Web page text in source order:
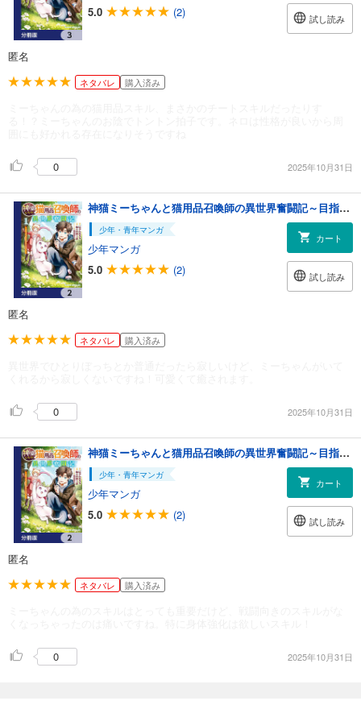
5.0
(2) 試し読み
匿名
ネタバレ 購入済み
0 2025年10月31日
神猫ミーちゃんと猫用品召喚師の異世界奮闘記～目指すは、もふもふスローライフ！～【分冊版】 2
少年・青年マンガ
少年マンガ
5.0
(2)
カート
試し読み
匿名
ネタバレ 購入済み
0 2025年10月31日
神猫ミーちゃんと猫用品召喚師の異世界奮闘記～目指すは、もふもふスローライフ！～【分冊版】 2
少年・青年マンガ
少年マンガ
5.0
(2)
カート
試し読み
匿名
ネタバレ 購入済み
0 2025年10月31日